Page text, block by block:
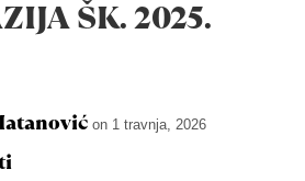
ŠK. 2025.
on 1 travnja, 2026